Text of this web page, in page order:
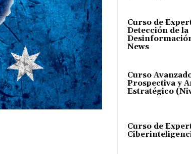
Curso de
Detección de la
News
Curso
Prospectiva y
Estratégico
Curso de